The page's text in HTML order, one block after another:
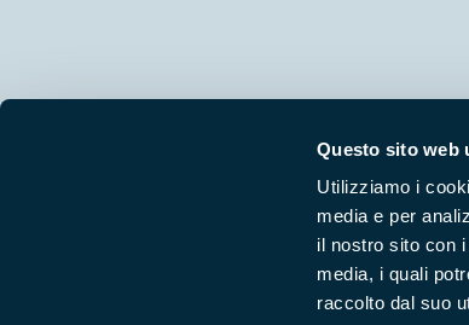
Questo sito web
Utilizziamo i
media e per
il nostro sito con
media, i quali
raccolto dal suo
- Il materiale del sito è liberamente